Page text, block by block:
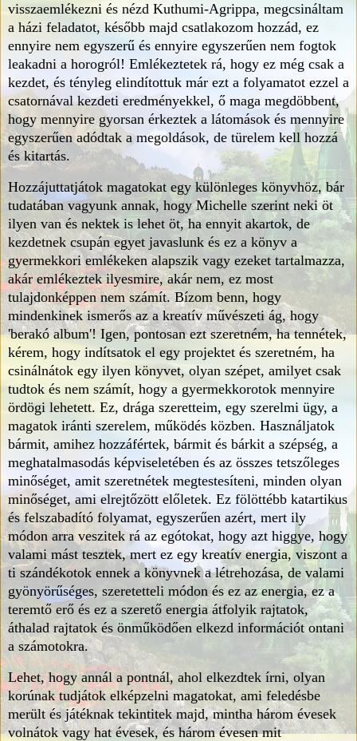
visszaemlékezni és nézd Kuthumi-Agrippa, megcsináltam
a házi feladatot, később majd csatlakozom hozzád, ez
ennyire nem egyszerű és ennyire egyszerűen nem fogtok
leakadni a horogról! Emlékeztetek rá, hogy ez még csak a
kezdet, és tényleg elindítottuk már ezt a folyamatot ezzel a
csatornával kezdeti eredményekkel, ő maga megdöbbent,
hogy mennyire gyorsan érkeztek a látomások és mennyire
egyszerűen adódtak a megoldások, de türelem kell hozzá
és kitartás.
Hozzájuttatjátok magatokat egy különleges könyvhöz, bár
tudatában vagyunk annak, hogy Michelle szerint neki öt
ilyen van és nektek is lehet öt, ha ennyit akartok, de
kezdetnek csupán egyet javaslunk és ez a könyv a
gyermekkori emlékeken alapszik vagy ezeket tartalmazza,
akár emlékeztek ilyesmire, akár nem, ez most
tulajdonképpen nem számít. Bízom benn, hogy
mindenkinek ismerős az a kreatív művészeti ág, hogy
'berakó album'! Igen, pontosan ezt szeretném, ha tennétek,
kérem, hogy indítsatok el egy projektet és szeretném, ha
csinálnátok egy ilyen könyvet, olyan szépet, amilyet csak
tudtok és nem számít, hogy a gyermekkorotok mennyire
ördögi lehetett. Ez, drága szeretteim, egy szerelmi ügy, a
magatok iránti szerelem, működés közben. Használjatok
bármit, amihez hozzáfértek, bármit és bárkit a szépség, a
meghatalmasodás képviseletében és az összes tetszőleges
minőséget, amit szeretnétek megtestesíteni, minden olyan
minőséget, ami elrejtőzött előletek. Ez fölöttébb katartikus
és felszabadító folyamat, egyszerűen azért, mert ily
módon arra veszitek rá az egótokat, hogy azt higgye, hogy
valami mást tesztek, mert ez egy kreatív energia, viszont a
ti szándékotok ennek a könyvnek a létrehozása, de valami
gyönyörűséges, szeretetteli módon és ez az energia, ez a
teremtő erő és ez a szerető energia átfolyik rajtatok,
áthalad rajtatok és önműködően elkezd információt ontani
a számotokra.
Lehet, hogy annál a pontnál, ahol elkezdtek írni, olyan
korúnak tudjátok elképzelni magatokat, ami feledésbe
merült és játéknak tekintitek majd, mintha három évesek
volnátok vagy hat évesek, és három évesen mit